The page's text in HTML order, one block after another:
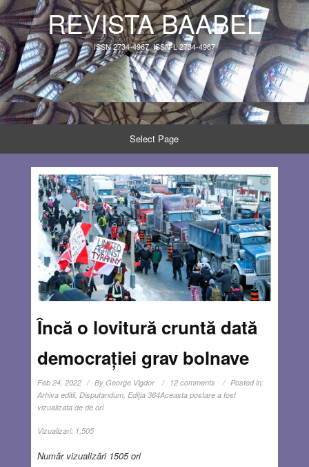
REVISTA BAABEL
ISSN 2734-4967, ISSN-L 2734-4967
Select Page
Încă o lovitură cruntă dată
democrației grav bolnave
Feb 24, 2022 By George Vigdor 12 comments
Posted in:
Arhiva editii, Disputandum, Ediţia 364Aceasta postare a fost
vizualizata de de ori
Vizualizari: 1,505
Număr vizualizări 1505 ori